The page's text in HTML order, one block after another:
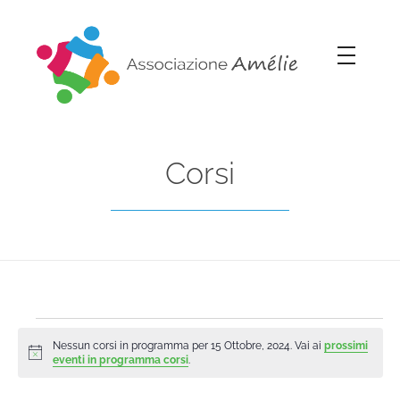
Corsi
Notice
Nessun corsi in programma per 15 Ottobre, 2024. Vai ai prossimi
eventi in programma corsi.